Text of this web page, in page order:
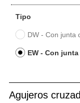
Tipo
DW - Con junta
EW - Con
Agujeros